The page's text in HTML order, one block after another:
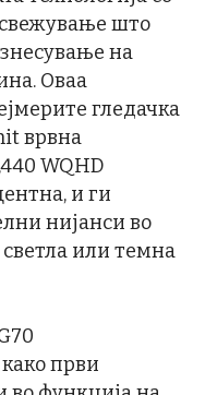
што
на
Оваа
гледачка
врвна
WQHD
и ги
нијанси во
или темна
први